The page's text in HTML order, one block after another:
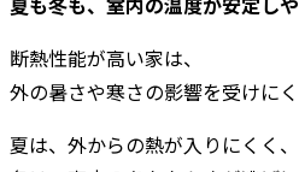
夏も冬も、室内の温度が安定し
断熱性能が高い家は、
外の暑さや寒さの影響を受けにく
夏は、外からの熱が入りにくく、